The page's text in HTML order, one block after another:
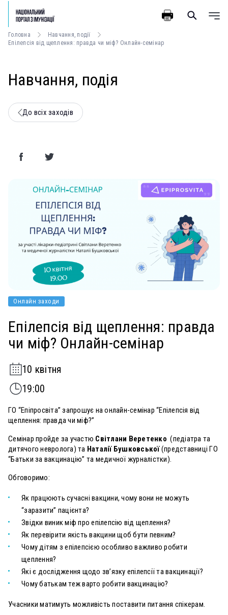
Головна
Навчання, події
Епілепсія від щеплення: правда чи міф? Онлайн-семінар
Навчання, подія
До всіх заходів
Онлайн заходи
Епілепсія від щеплення: правда
чи міф? Онлайн-семінар
10 квітня
19:00
ГО “Епіпросвіта” запрошує на онлайн-семінар “Епілепсія від
щеплення: правда чи міф?”
Семінар пройде за участю Світлани Веретенко (педіатра та
дитячого невролога) та Наталії Бушковської(представниці ГО
“Батьки за вакцинацію” та медичної журналістки).
Обговоримо:
Як працюють сучасні вакцини, чому вони не можуть
“заразити” пацієнта?
Звідки виник міф про епілепсію від щеплення?
Як перевірити якість вакцини щоб бути певним?
Чому дітям з епілепсією особливо важливо робити
щеплення?
Які є дослідження щодо зв’язку епілепсії та вакцинації?
Чому батькам теж варто робити вакцинацію?
Учасники матимуть можливість поставити питання спікерам.